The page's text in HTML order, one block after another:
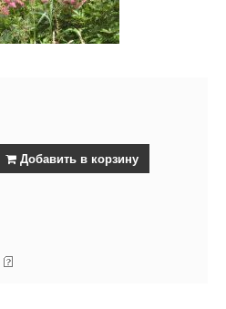
Добавить в корзину